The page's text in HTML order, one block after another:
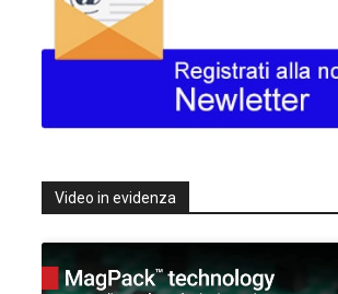
Video in evidenza